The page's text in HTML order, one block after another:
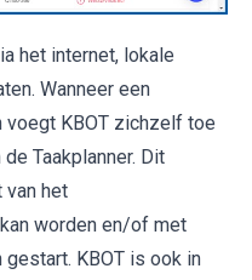
het internet, lokale
Wanneer een
KBOT zichzelf toe
Taakplanner. Dit
van het
worden en/of met
KBOT is ook in